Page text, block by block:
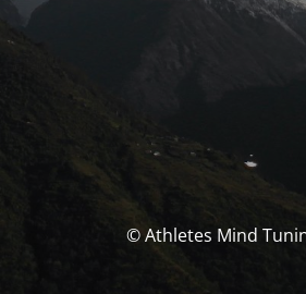
© Athletes Mind